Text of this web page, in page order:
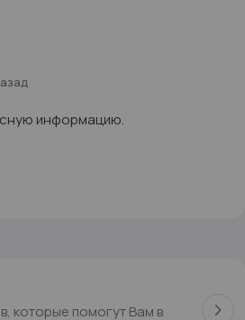
информацию.
которые помогут Вам в